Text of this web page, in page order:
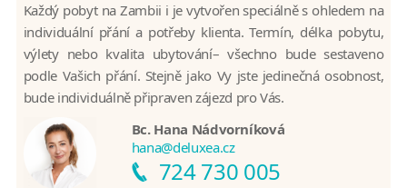
Každý pobyt na Zambii i je vytvořen speciálně s ohledem na
individuální přání a potřeby klienta. Termín, délka pobytu,
výlety nebo kvalita ubytování– všechno bude sestaveno
podle Vašich přání. Stejně jako Vy jste jedinečná osobnost,
bude individuálně připraven zájezd pro Vás.
Bc. Hana Nádvorníková
hana@deluxea.cz
724 730 005